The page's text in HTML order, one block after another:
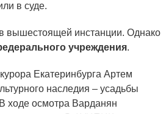
в суде.
вышестоящей инстанции. Однако
учреждения.
Екатеринбурга Артем
наследия – усадьбы
ходе осмотра Варданян